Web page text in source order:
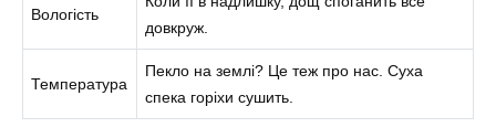
Вологість
довкруж.
Температура
Пекло на землі? Це теж про нас. Суха
спека горіхи сушить.